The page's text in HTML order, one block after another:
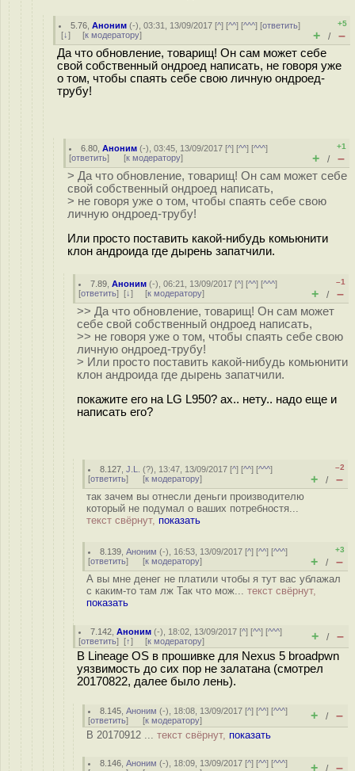
5.76 ,Аноним (-), 03:31, 13/09/2017 [^] [^^] [^^^] [ответить]
[↓] [к модератору]
+5
+ / –
Да что обновление, товарищ! Он сам может себе
свой собственный ондроед написать, не говоря уже
о том, чтобы спаять себе свою личную ондроед-
трубу!
6.80 ,Аноним (-), 03:45, 13/09/2017 [^] [^^] [^^^]
[ответить] [к модератору]
+1
+ / –
> Да что обновление, товарищ! Он сам может себе
свой собственный ондроед написать,
> не говоря уже о том, чтобы спаять себе свою
личную ондроед-трубу!
Или просто поставить какой-нибудь комьюнити
клон андроида где дырень запатчили.
7.89 ,Аноним (-), 06:21, 13/09/2017 [^] [^^] [^^^]
[ответить] [↓] [к модератору]
–1
+ / –
>> Да что обновление, товарищ! Он сам может
себе свой собственный ондроед написать,
>> не говоря уже о том, чтобы спаять себе свою
личную ондроед-трубу!
> Или просто поставить какой-нибудь комьюнити
клон андроида где дырень запатчили.
покажите его на LG L950? ах.. нету.. надо еще и
написать его?
8.127 ,J.L. (?), 13:47, 13/09/2017 [^] [^^] [^^^]
[ответить] [к модератору]
–2
+ / –
так зачем вы отнесли деньги производителю
который не подумал о ваших потребностя...
текст свёрнут, показать
8.139 ,Аноним (-), 16:53, 13/09/2017 [^] [^^] [^^^]
[ответить] [к модератору]
+3
+ / –
А вы мне денег не платили чтобы я тут вас ублажал
с каким-то там лж Так что мож... текст свёрнут,
показать
7.142 ,Аноним (-), 18:02, 13/09/2017 [^] [^^] [^^^]
[ответить] [↑] [к модератору] + / –
В Lineage OS в прошивке для Nexus 5 broadpwn
уязвимость до сих пор не залатана (смотрел
20170822, далее было лень).
8.145 ,Аноним (-), 18:08, 13/09/2017 [^] [^^] [^^^]
[ответить] [к модератору] + / –
В 20170912 ... текст свёрнут, показать
8.146 ,Аноним (-), 18:09, 13/09/2017 [^] [^^] [^^^]
+ / –